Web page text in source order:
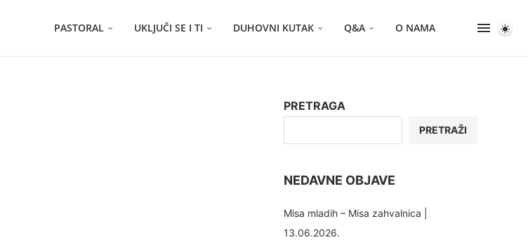
PASTORAL UKLJUČI SE I TI DUHOVNI KUTAK Q&A O NAMA
PRETRAGA
PRETRAŽI
NEDAVNE OBJAVE
Misa mladih – Misa zahvalnica |
13.06.2026.